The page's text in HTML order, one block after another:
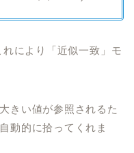
により「近似一致」モ
きい値が参照されるた
動的に拾ってくれま